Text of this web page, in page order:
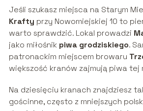
Jeśli szukasz miejsca na Starym
Krafty przy Nowomiejskiej 10 to
warto sprawdzić. Lokal prowadzi
jako miłośnik piwa grodziskiego.
patronackim miejscem browaru
większość kranów zajmują piwa tej
Na dziesięciu kranach znajdziesz
gościnne, często z mniejszych